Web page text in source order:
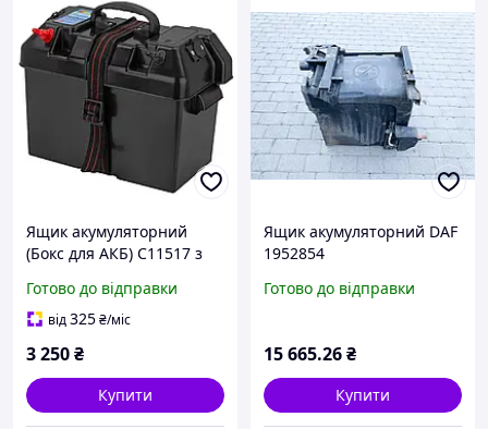
Ящик акумуляторний
(Бокс для АКБ) C11517 з
прикурювача
Готово до відправки
від325₴/міс
3 250₴
Купити
Ящик акумуляторний DAF
1952854
Готово до відправки
15 665.26₴
Купити